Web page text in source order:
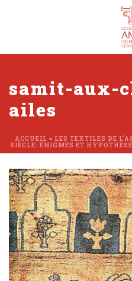
samit-aux-
ailes
ACCUEIL » LES TEXTILES DE
SIÈCLE: ÉNIGMES ET